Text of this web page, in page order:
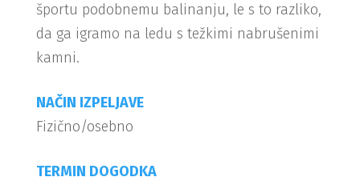
športu podobnemu balinanju, le s to razliko,
da ga igramo na ledu s težkimi nabrušenimi
kamni.
NAČIN IZPELJAVE
Fizično/osebno
TERMIN DOGODKA